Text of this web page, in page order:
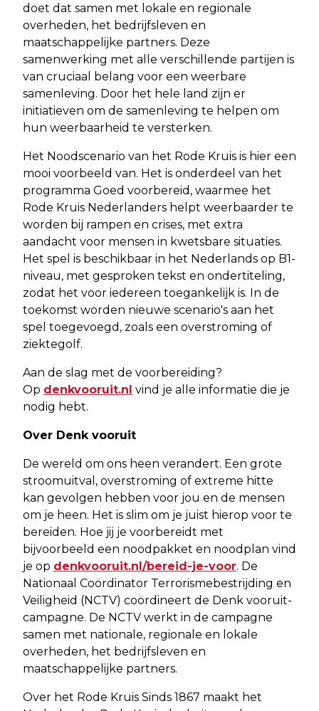
doet dat samen met lokale en regionale
overheden, het bedrijfsleven en
maatschappelijke partners. Deze
samenwerking met alle verschillende partijen is
van cruciaal belang voor een weerbare
samenleving. Door het hele land zijn er
initiatieven om de samenleving te helpen om
hun weerbaarheid te versterken.
Het Noodscenario van het Rode Kruis is hier een
mooi voorbeeld van. Het is onderdeel van het
programma Goed voorbereid, waarmee het
Rode Kruis Nederlanders helpt weerbaarder te
worden bij rampen en crises, met extra
aandacht voor mensen in kwetsbare situaties.
Het spel is beschikbaar in het Nederlands op B1-
niveau, met gesproken tekst en ondertiteling,
zodat het voor iedereen toegankelijk is. In de
toekomst worden nieuwe scenario's aan het
spel toegevoegd, zoals een overstroming of
ziektegolf.
Aan de slag met de voorbereiding?
Op denkvooruit.nl vind je alle informatie die je
nodig hebt.
Over Denk vooruit
De wereld om ons heen verandert. Een grote
stroomuitval, overstroming of extreme hitte
kan gevolgen hebben voor jou en de mensen
om je heen. Het is slim om je juist hierop voor te
bereiden. Hoe jij je voorbereidt met
bijvoorbeeld een noodpakket en noodplan vind
je op denkvooruit.nl/bereid-je-voor. De
Nationaal Coördinator Terrorismebestrijding en
Veiligheid (NCTV) coördineert de Denk vooruit-
campagne. De NCTV werkt in de campagne
samen met nationale, regionale en lokale
overheden, het bedrijfsleven en
maatschappelijke partners.
Over het Rode Kruis Sinds 1867 maakt het